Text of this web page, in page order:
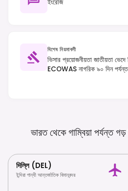
ইংরেজি
বিশেষ নিয়মাবলী
ভিসার প্রয়োজনীয়তা জাতীয়তা
ECOWAS নাগরিক ৯০ দিন
পারে। ডান-হাতি ট্র্যাফিক।
ভারত থেকে গাম্বিয়া পর্যন্ত
দিল্লি (DEL)
ইন্দিরা গান্ধী আন্তর্জাতিক বিমানবন্দর